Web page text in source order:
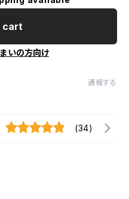
cart
いの方向け
通報する
(34)